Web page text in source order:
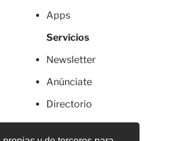
Apps
Servicios
Newsletter
Anúnciate
Directorio